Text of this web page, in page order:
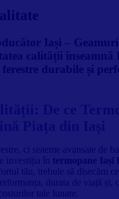
Iași –
calității înseamnă
durabile și
ci sisteme avansate de
investiția în termopane Iași
tău, trebuie să disecăm
durata de viață și,
tale lunare.